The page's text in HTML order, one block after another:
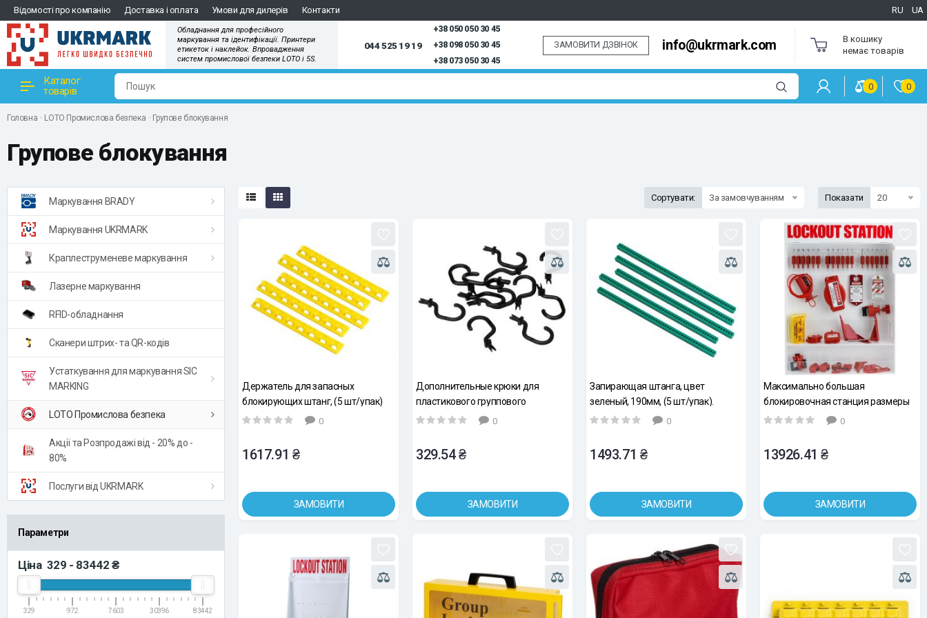
Відомості про компанію Доставка і оплата Умови для дилерів Контакти RU UA
Обладнання для професійного
маркування та ідентифікації. Принтери
етикеток і наклейок. Впровадження
систем промислової безпеки LOTO і 5S.
044 525 19 19
+38 050 050 30 45
+38 098 050 30 45
+38 073 050 30 45
ЗАМОВИТИ ДЗВІНОК info@ukrmark.com
В кошику
немає товарів
Каталог
товарів
0 0
Головна LOTO Промислова безпека Групове блокування
Групове блокування
Маркування BRADY
Маркування UKRMARK
Краплеструменеве маркування
Лазерне маркування
RFID-обладнання
Сканери штрих- та QR-кодів
Устаткування для маркування SIC
MARKING
LOTO Промислова безпека
Акції та Розпродажі від - 20% до -
80%
Послуги від UKRMARK
Параметри
Ціна 329 - 83442 ₴
329 972 7603 30396 83442
Сортувати: За замовчуванням Показати 20
Держатель для запасных
блокирующих штанг, (5 шт/упак)
0
1617.91 ₴
ЗАМОВИТИ
Дополнительные крюки для
пластикового группового
блокировочного бокса, 12 шт
0
329.54 ₴
ЗАМОВИТИ
Запирающая штанга, цвет
зеленый, 190мм, (5 шт/упак).
0
1493.71 ₴
ЗАМОВИТИ
Максимально большая
блокировочная станция размеры
76,2см х 63,5см х 13,3см
0
13926.41 ₴
ЗАМОВИТИ